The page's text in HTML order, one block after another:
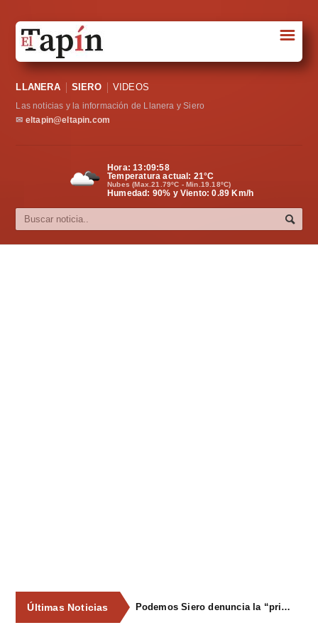
Sociedad
Política
Cultura
☰
LLANERA SIERO VIDEOS
Las noticias y la información de Llanera y Siero
✉ eltapin@eltapin.com
Hora:13:09:59
Temperatura actual: 21°C
Nubes (Max.21.79ºC - Min.19.18ºC)
Humedad: 90% y Viento: 0.89 Km/h
Últimas Noticias Podemos Siero denuncia la “privatización encubierta” del agua tras un pleno marcado por la división política